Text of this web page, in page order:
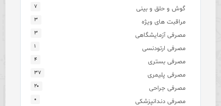
گوش و حلق و بینی ۷
مراقبت های ویژه ۳
مصرفی آزمایشگاهی ۳
مصرفی ارتودنسی ۱
مصرفی بستری ۴
مصرفی پلیمری ۳۷
مصرفی جراحی ۲۰
مصرفی دندانپزشکی ۰